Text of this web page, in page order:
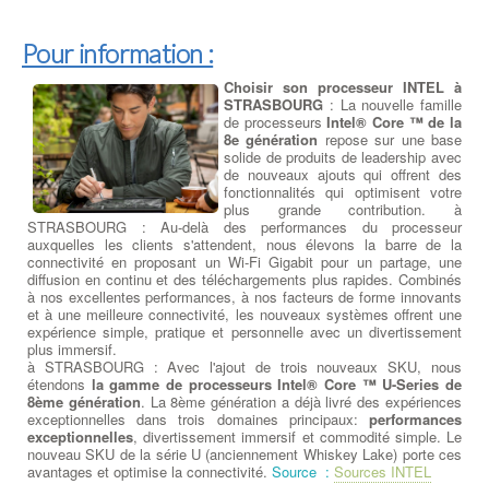
Pour information :
Choisir son processeur INTEL à
STRASBOURG : La nouvelle famille
de processeursIntel® Core ™ de la
8e génération repose sur une base
solide de produits de leadership avec
de nouveaux ajouts qui offrent des
fonctionnalités qui optimisent votre
plus grande contribution. à
STRASBOURG : Au-delà des performances du processeur
auxquelles les clients s'attendent, nous élevons la barre de la
connectivité en proposant un Wi-Fi Gigabit pour un partage, une
diffusion en continu et des téléchargements plus rapides. Combinés
à nos excellentes performances, à nos facteurs de forme innovants
et à une meilleure connectivité, les nouveaux systèmes offrent une
expérience simple, pratique et personnelle avec un divertissement
plus immersif.
à STRASBOURG : Avec l'ajout de trois nouveaux SKU, nous
étendons la gamme de processeurs Intel® Core ™ U-Series de
8ème génération. La 8ème génération a déjà livré des expériences
exceptionnelles dans trois domaines principaux: performances
exceptionnelles, divertissement immersif et commodité simple. Le
nouveau SKU de la série U (anciennement Whiskey Lake) porte ces
avantages et optimise la connectivité. Source : Sources INTEL